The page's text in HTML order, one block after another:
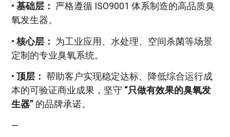
• 基础层： 严格遵循 ISO9001 体系制造的高品质臭
氧发生器。
•核心层： 为工业应用、水处理、空间杀菌等场景
定制的专业臭氧系统。
• 顶层： 帮助客户实现稳定达标、降低综合运行成
本的可验证商业成果，坚守 “只做有效果的臭氧发
生器” 的品牌承诺。
—